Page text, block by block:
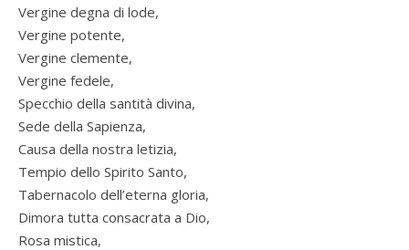
Vergine degna di lode,
Vergine potente,
Vergine clemente,
Vergine fedele,
Specchio della santità divina,
Sede della Sapienza,
Causa della nostra letizia,
Tempio dello Spirito Santo,
Tabernacolo dell’eterna gloria,
Dimora tutta consacrata a Dio,
Rosa mistica,